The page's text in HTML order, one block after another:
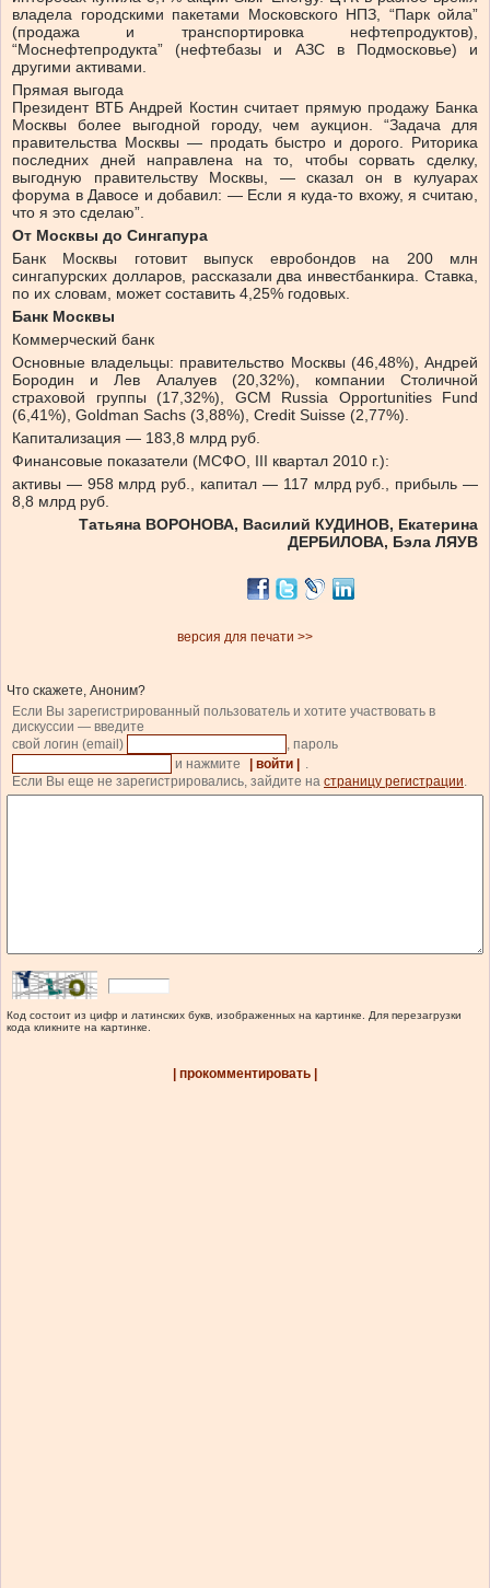
владела городскими пакетами Московского НПЗ, “Парк ойла”
(продажа и транспортировка нефтепродуктов),
“Моснефтепродукта” (нефтебазы и АЗС в Подмосковье) и
другими активами.
Прямая выгода
Президент ВТБ Андрей Костин считает прямую продажу Банка
Москвы более выгодной городу, чем аукцион. “Задача для
правительства Москвы — продать быстро и дорого. Риторика
последних дней направлена на то, чтобы сорвать сделку,
выгодную правительству Москвы, — сказал он в кулуарах
форума в Давосе и добавил: — Если я куда-то вхожу, я считаю,
что я это сделаю”.
От Москвы до Сингапура
Банк Москвы готовит выпуск евробондов на 200 млн
сингапурских долларов, рассказали два инвестбанкира. Ставка,
по их словам, может составить 4,25% годовых.
Банк Москвы
Коммерческий банк
Основные владельцы: правительство Москвы (46,48%), Андрей
Бородин и Лев Алалуев (20,32%), компании Столичной
страховой группы (17,32%), GCM Russia Opportunities Fund
(6,41%), Goldman Sachs (3,88%), Credit Suisse (2,77%).
Капитализация — 183,8 млрд руб.
Финансовые показатели (МСФО, III квартал 2010 г.):
активы — 958 млрд руб., капитал — 117 млрд руб., прибыль —
8,8 млрд руб.
Татьяна ВОРОНОВА, Василий КУДИНОВ, Екатерина
ДЕРБИЛОВА, Бэла ЛЯУВ
версия для печати >>
Что скажете, Аноним?
Если Вы зарегистрированный пользователь и хотите участвовать в
дискуссии — введите
свой логин (email)
, пароль
и нажмите
| войти |
.
Если Вы еще не зарегистрировались, зайдите на страницу регистрации.
Код состоит из цифр и латинских букв, изображенных на картинке. Для перезагрузки
кода кликните на картинке.
| прокомментировать |